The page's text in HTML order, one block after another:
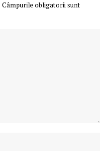
Câmpurile obligatorii sunt